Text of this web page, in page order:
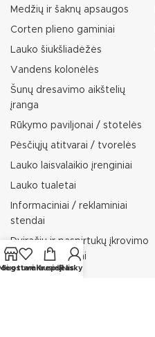
Medžių ir šaknų apsaugos
Corten plieno gaminiai
Lauko šiukšliadėžės
Vandens kolonėlės
Šunų dresavimo aikštelių
įranga
Rūkymo paviljonai / stotelės
Pėsčiųjų atitvarai / tvorelės
Lauko laisvalaikio įrenginiai
Lauko tualetai
Informaciniai / reklaminiai
stendai
Dviračių ir paspirtukų įkrovimo
stotelės / stovai
KrepšelisPaskyra